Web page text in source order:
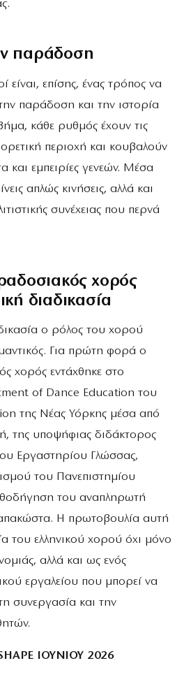
παράδοση
είναι, επίσης, ένας τρόπος να
παράδοση και την ιστορία
κάθε ρυθμός έχουν τις
περιοχή και κουβαλούν
και εμπειρίες γενεών. Μέσα
απλώς κινήσεις, αλλά και
συνέχειας που περνά
χορός
διαδικασία
ο ρόλος του χορού
Για πρώτη φορά ο
χορός εντάχθηκε στο
of Dance Education του
της Νέας Υόρκης μέσα από
της υποψήφιας διδάκτορος
Εργαστηρίου Γλώσσας,
του Πανεπιστημίου
του αναπληρωτή
Η πρωτοβουλία αυτή
του ελληνικού χορού όχι μόνο
αλλά και ως ενός
εργαλείου που μπορεί να
συνεργασία και την
ΙΟΥΝΙΟΥ 2026